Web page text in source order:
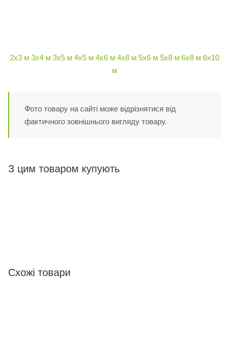
2х3 м 3х4 м 3х5 м 4х5 м 4х6 м 4х8 м 5х6 м 5х8 м 6х8 м 6х10
м
Фото товару на сайті може відрізнятися від
фактичного зовнішнього вигляду товару.
З цим товаром купують
Схожі товари